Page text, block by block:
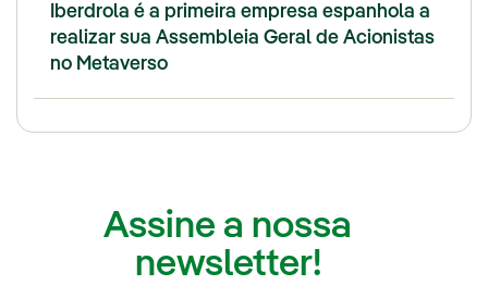
Iberdrola é a primeira empresa espanhola a
realizar sua Assembleia Geral de Acionistas
no Metaverso
Assine a nossa
newsletter!